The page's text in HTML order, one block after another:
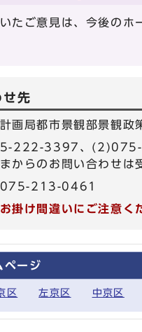
たご意見は、今後のホ
せ先
画局都市景観部景観政
222-3397、(2)075-
からのお問い合わせは
075-213-0461
掛け間違いにご注意く
ページ
区 左京区 中京区